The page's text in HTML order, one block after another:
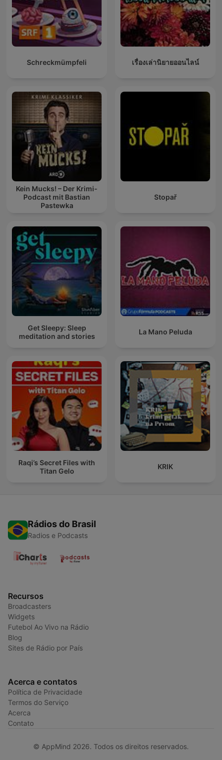
Schreckmümpfeli เรื่องเล่านิยายออนไลน์
Kein Mucks! – Der Krimi-
Podcast mit Bastian
Pastewka
Stopař
Get Sleepy: Sleep
meditation and stories
La Mano Peluda
Raqi’s Secret Files with
Titan Gelo
KRIK
Rádios do Brasil
Radios e Podcasts
Recursos
Broadcasters
Widgets
Futebol Ao Vivo na Rádio
Blog
Sites de Rádio por País
Acerca e contatos
Política de Privacidade
Termos do Serviço
Acerca
Contato
© AppMind 2026. Todos os direitos reservados.